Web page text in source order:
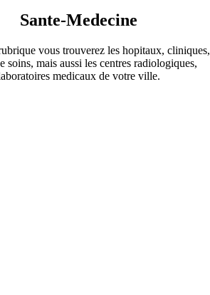
Sante-Medecine
vous trouverez les hopitaux, cliniques,
soins, mais aussi les centres radiologiques,
medicaux de votre ville.